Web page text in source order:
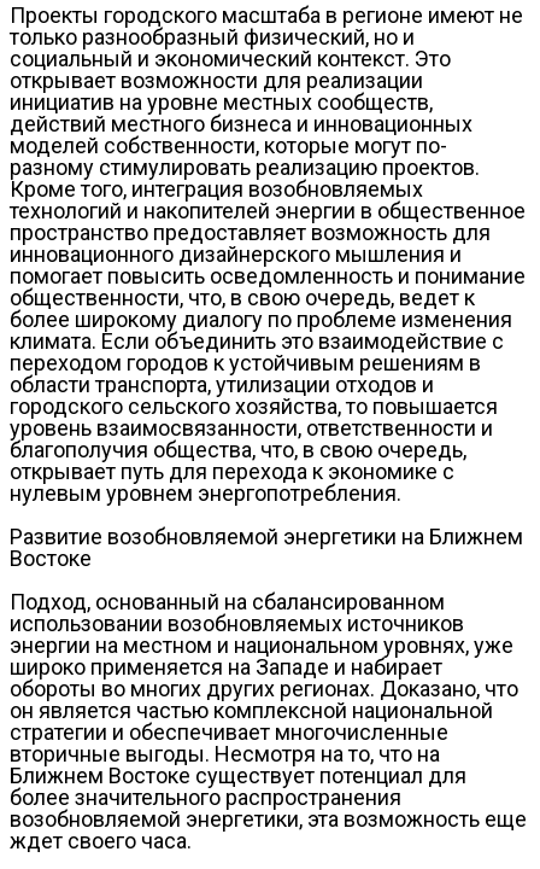
Проекты городского масштаба в регионе имеют не
только разнообразный физический, но и
социальный и экономический контекст. Это
открывает возможности для реализации
инициатив на уровне местных сообществ,
действий местного бизнеса и инновационных
моделей собственности, которые могут по-
разному стимулировать реализацию проектов.
Кроме того, интеграция возобновляемых
технологий и накопителей энергии в общественное
пространство предоставляет возможность для
инновационного дизайнерского мышления и
помогает повысить осведомленность и понимание
общественности, что, в свою очередь, ведет к
более широкому диалогу по проблеме изменения
климата. Если объединить это взаимодействие с
переходом городов к устойчивым решениям в
области транспорта, утилизации отходов и
городского сельского хозяйства, то повышается
уровень взаимосвязанности, ответственности и
благополучия общества, что, в свою очередь,
открывает путь для перехода к экономике с
нулевым уровнем энергопотребления.
Развитие возобновляемой энергетики на Ближнем
Востоке
Подход, основанный на сбалансированном
использовании возобновляемых источников
энергии на местном и национальном уровнях, уже
широко применяется на Западе и набирает
обороты во многих других регионах. Доказано, что
он является частью комплексной национальной
стратегии и обеспечивает многочисленные
вторичные выгоды. Несмотря на то, что на
Ближнем Востоке существует потенциал для
более значительного распространения
возобновляемой энергетики, эта возможность еще
ждет своего часа.